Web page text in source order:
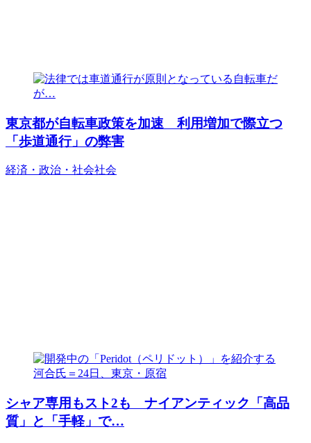
東京都が自転車政策を加速 利用増加で際立つ
「歩道通行」の弊害
経済・政治・社会社会
シャア専用もスト2も ナイアンティック「高品
質」と「手軽」で…